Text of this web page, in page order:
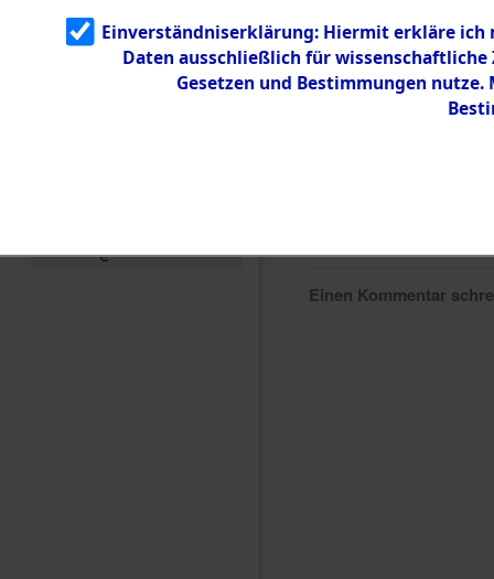
g
5.3.3
Todesmärsch
e
Einen Kommentar
Einverständniserklärung: Hiermit erkläre ich
Daten ausschließlich für
Gesetzen und Bestimmungen